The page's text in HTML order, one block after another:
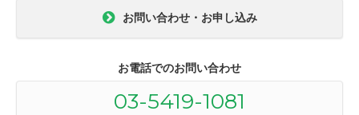
お問い合わせ・お申し込み
お電話でのお問い合わせ
03-5419-1081